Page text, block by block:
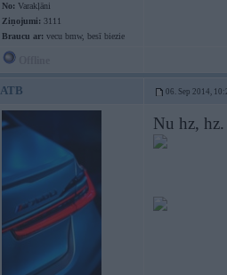
No: Varakļāni
Ziņojumi: 3111
Braucu ar: vecu bmw, besī biezie
ATB 06. Sep 2014,
Nu hz, hz.